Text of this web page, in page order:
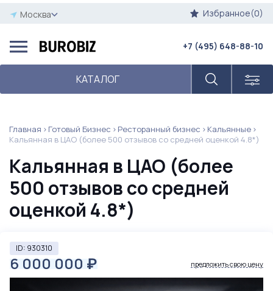
Москва Избранное(0)
КАТАЛОГ
+7 (495) 648-88-10
Главная Готовый Бизнес Ресторанный бизнес
Кальянные
Кальянная в ЦАО (более 500 отзывов со средней оценкой 4.8*)
Кальянная в ЦАО (более
500 отзывов со средней
оценкой 4.8*)
ID: 930310
6 000 000 ₽ предложить свою цену